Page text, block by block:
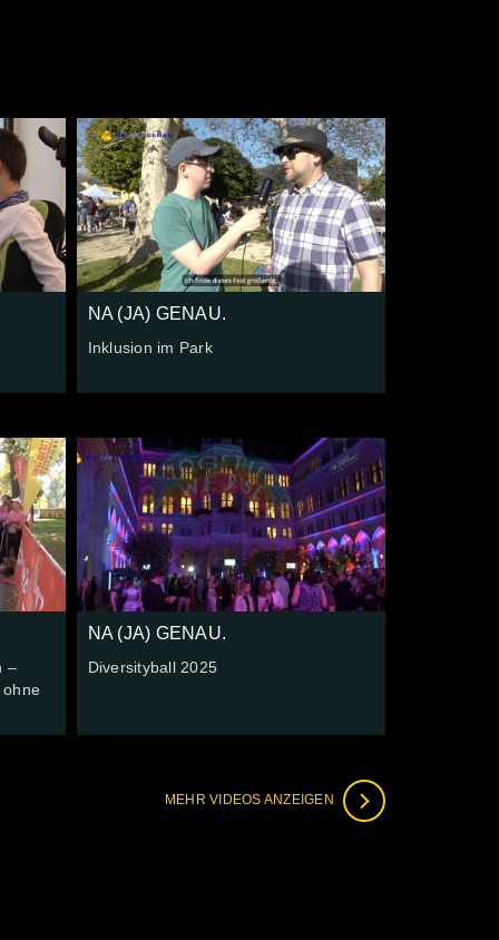
NA (JA) GENAU.
Inklusion im Park
–
ohne
NA (JA) GENAU.
Diversityball 2025
MEHR VIDEOS ANZEIGEN